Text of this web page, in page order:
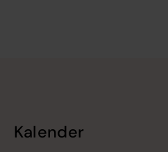
Kalender